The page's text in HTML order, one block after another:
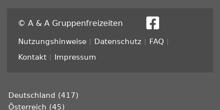
© A & A Gruppenfreizeiten
Fußzeile
Nutzungshinweise Datenschutz
FAQ
Kontakt
Impressum
Deutschland (417)
Österreich (45)